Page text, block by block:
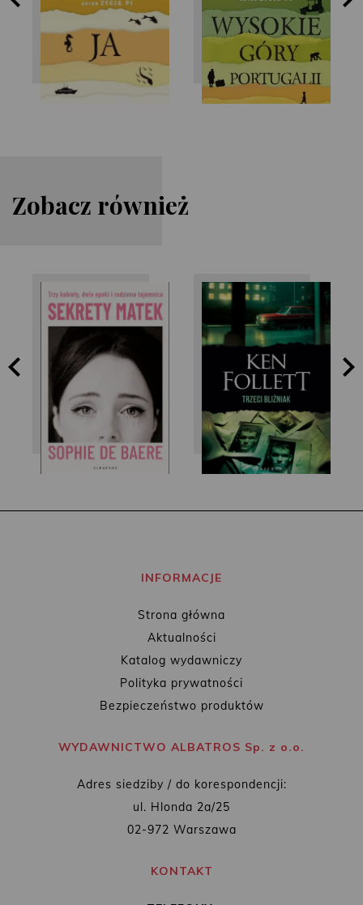
Zobacz również
Sophie de Baere Ken Follett
INFORMACJE
Strona główna
Aktualności
Katalog wydawniczy
Polityka prywatności
Bezpieczeństwo produktów
WYDAWNICTWO ALBATROS Sp. z o.o.
Adres siedziby / do korespondencji:
ul. Hlonda 2a/25
02-972 Warszawa
KONTAKT